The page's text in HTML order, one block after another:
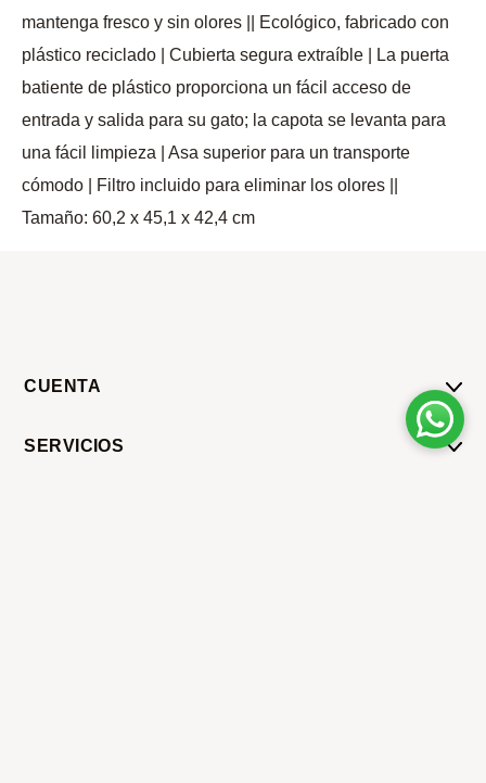
mantenga fresco y sin olores || Ecológico, fabricado con
plástico reciclado | Cubierta segura extraíble | La puerta
batiente de plástico proporciona un fácil acceso de
entrada y salida para su gato; la capota se levanta para
una fácil limpieza | Asa superior para un transporte
cómodo | Filtro incluido para eliminar los olores ||
Tamaño: 60,2 x 45,1 x 42,4 cm
CUENTA
SERVICIOS